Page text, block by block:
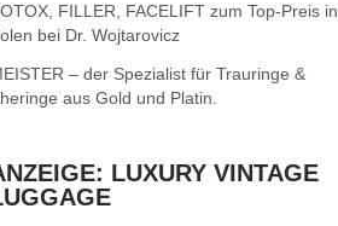
FILLER, FACELIFT zum Top-Preis in
bei Dr. Wojtarovicz
– der Spezialist für Trauringe &
aus Gold und Platin.
LUXURY VINTAGE